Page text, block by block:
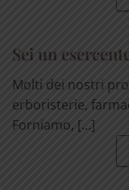
Sei un
Molti dei nostri
erboristerie,
Forniamo, [...]